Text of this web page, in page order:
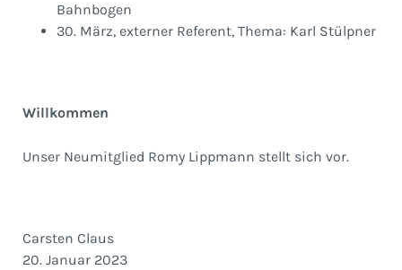
Bahnbogen
30. März, externer Referent, Thema: Karl Stülpner
Willkommen
Unser Neumitglied Romy Lippmann stellt sich vor.
Carsten Claus
20. Januar 2023